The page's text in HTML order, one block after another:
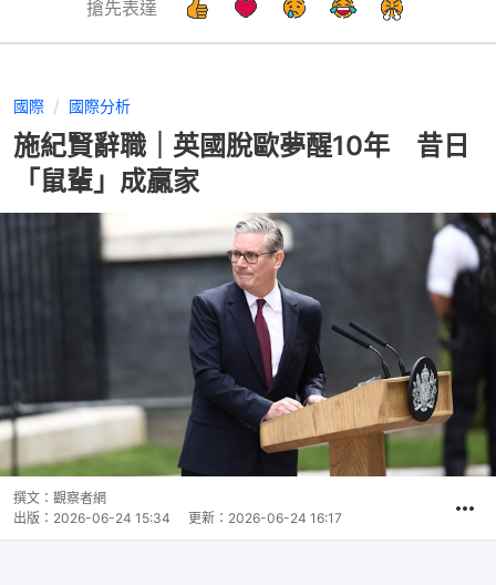
搶先表達
國際 國際分析
施紀賢辭職｜英國脫歐夢醒10年 昔日
「鼠輩」成贏家
撰文： 觀察者網
出版： 2026-06-24 15:34 更新： 2026-06-24 16:17